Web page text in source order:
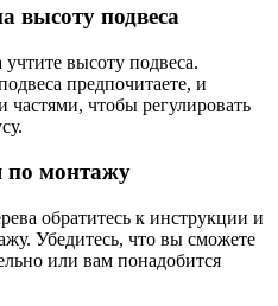
высоту подвеса
высоту подвеса.
предпочитаете, и
чтобы регулировать
по монтажу
обратитесь к инструкции и
Убедитесь, что вы сможете
или вам понадобится